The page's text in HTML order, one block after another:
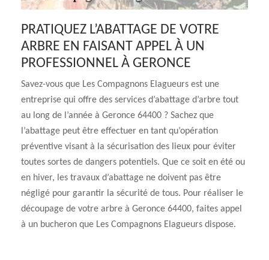
PRATIQUEZ L’ABATTAGE DE VOTRE
ARBRE EN FAISANT APPEL À UN
PROFESSIONNEL À GERONCE
Savez-vous que Les Compagnons Elagueurs est une
entreprise qui offre des services d’abattage d’arbre tout
au long de l’année à Geronce 64400 ? Sachez que
l’abattage peut être effectuer en tant qu’opération
préventive visant à la sécurisation des lieux pour éviter
toutes sortes de dangers potentiels. Que ce soit en été ou
en hiver, les travaux d’abattage ne doivent pas être
négligé pour garantir la sécurité de tous. Pour réaliser le
découpage de votre arbre à Geronce 64400, faites appel
à un bucheron que Les Compagnons Elagueurs dispose.